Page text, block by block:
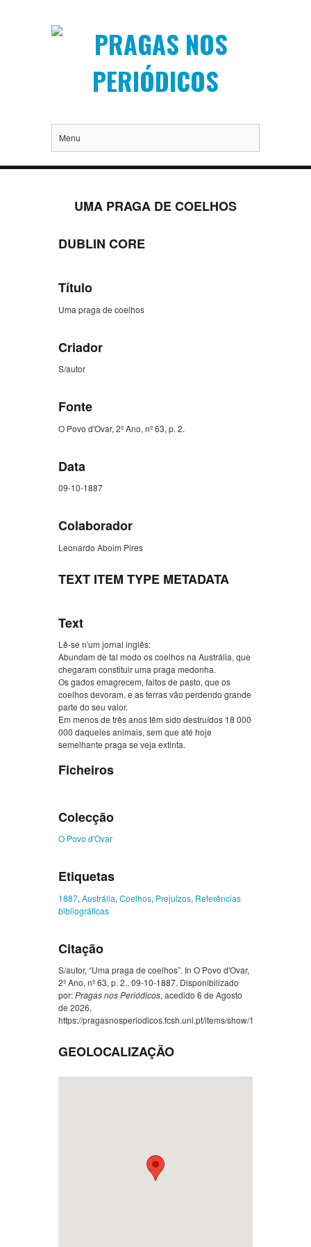
Menu
UMA PRAGA DE COELHOS
DUBLIN CORE
Título
Uma praga de coelhos
Criador
S/autor
Fonte
O Povo d'Ovar, 2º Ano, nº 63, p. 2.
Data
09-10-1887
Colaborador
Leonardo Aboim Pires
TEXT ITEM TYPE METADATA
Text
Lê-se n'um jornal inglês:
Abundam de tal modo os coelhos na Austrália, que
chegaram constituir uma praga medonha.
Os gados emagrecem, faltos de pasto, que os
coelhos devoram, e as terras vão perdendo grande
parte do seu valor.
Em menos de três anos têm sido destruídos 18 000
000 daqueles animais, sem que até hoje
semelhante praga se veja extinta.
Ficheiros
Colecção
O Povo d'Ovar
Etiquetas
1887, Austrália, Coelhos, Prejuizos, Referências
bibliográficas
Citação
S/autor, “Uma praga de coelhos”. In O Povo d'Ovar,
2º Ano, nº 63, p. 2., 09-10-1887. Disponibilizado
por:Pragas nos Periódicos, acedido 6 de Agosto
de 2026,
https://pragasnosperiodicos.fcsh.unl.pt/items/show/1532
GEOLOCALIZAÇÃO